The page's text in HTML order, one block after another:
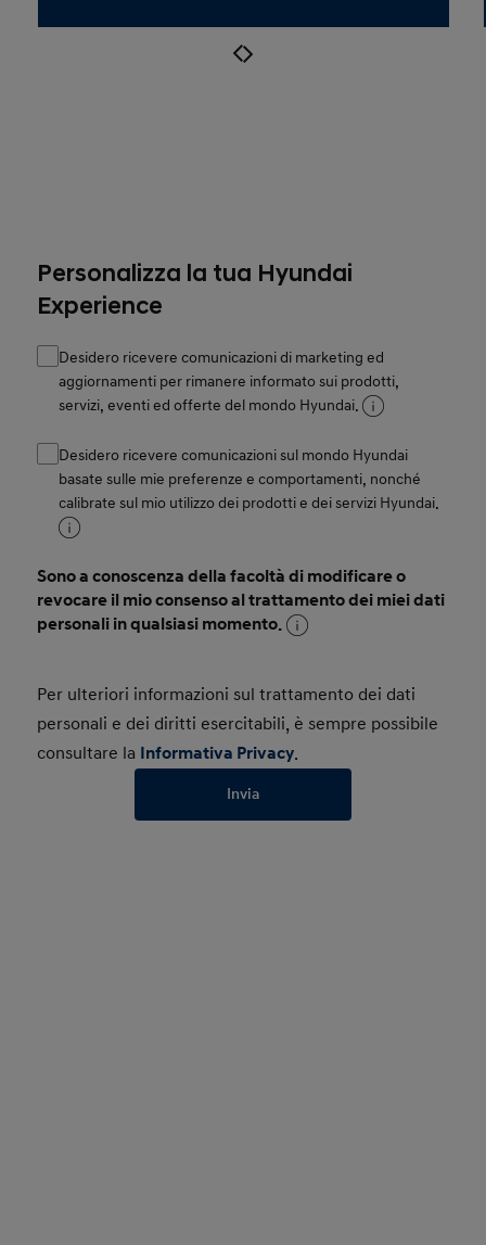
Personalizza la tua Hyundai
Experience
Desidero ricevere comunicazioni di marketing ed
aggiornamenti per rimanere informato sui prodotti,
servizi, eventi ed offerte del mondo Hyundai.
Desidero ricevere comunicazioni sul mondo Hyundai
basate sulle mie preferenze e comportamenti, nonché
calibrate sul mio utilizzo dei prodotti e dei servizi Hyundai.
Sono a conoscenza della facoltà di modificare o
revocare il mio consenso al trattamento dei miei dati
personali in qualsiasi momento.
Per ulteriori informazioni sul trattamento dei dati
personali e dei diritti esercitabili, è sempre possibile
consultare la Informativa Privacy.
Invia